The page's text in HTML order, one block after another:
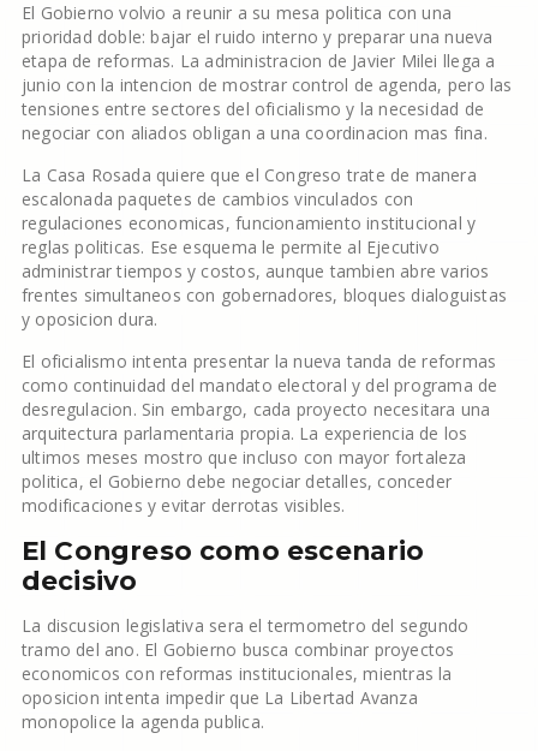
El Gobierno volvio a reunir a su mesa politica con una
prioridad doble: bajar el ruido interno y preparar una nueva
etapa de reformas. La administracion de Javier Milei llega a
junio con la intencion de mostrar control de agenda, pero las
tensiones entre sectores del oficialismo y la necesidad de
negociar con aliados obligan a una coordinacion mas fina.
La Casa Rosada quiere que el Congreso trate de manera
escalonada paquetes de cambios vinculados con
regulaciones economicas, funcionamiento institucional y
reglas politicas. Ese esquema le permite al Ejecutivo
administrar tiempos y costos, aunque tambien abre varios
frentes simultaneos con gobernadores, bloques dialoguistas
y oposicion dura.
El oficialismo intenta presentar la nueva tanda de reformas
como continuidad del mandato electoral y del programa de
desregulacion. Sin embargo, cada proyecto necesitara una
arquitectura parlamentaria propia. La experiencia de los
ultimos meses mostro que incluso con mayor fortaleza
politica, el Gobierno debe negociar detalles, conceder
modificaciones y evitar derrotas visibles.
El Congreso como escenario
decisivo
La discusion legislativa sera el termometro del segundo
tramo del ano. El Gobierno busca combinar proyectos
economicos con reformas institucionales, mientras la
oposicion intenta impedir que La Libertad Avanza
monopolice la agenda publica.